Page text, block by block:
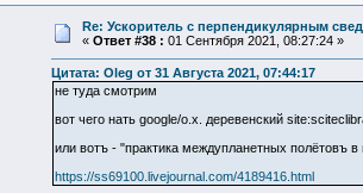
Re: Ускоритель с перпендикулярным
« Ответ #38 : 01 Сентября 2021, 08:27:24 »
Цитата: Oleg от 31 Августа 2021, 07:44:17
не туда смотрим
вот чего нать google/о.х. деревенский
или вотъ - "практика междупланетных полётовъ в
https://ss69100.livejournal.com/4189416.html